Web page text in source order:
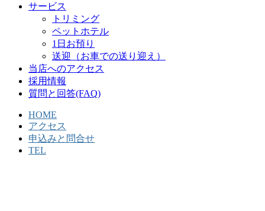
サービス
トリミング
ペットホテル
1日お預り
送迎（お車での送り迎え）
当店へのアクセス
採用情報
質問と回答(FAQ)
HOME
アクセス
申込みと問合せ
TEL